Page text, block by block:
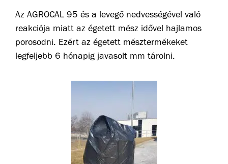
Az AGROCAL 95 és a levegő nedvességével való
reakciója miatt az égetett mész idővel hajlamos
porosodni. Ezért az égetett mésztermékeket
legfeljebb 6 hónapig javasolt mm tárolni.